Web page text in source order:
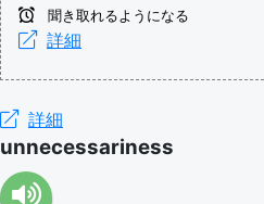
聞き取れるようになる
詳細
詳細
unnecessariness